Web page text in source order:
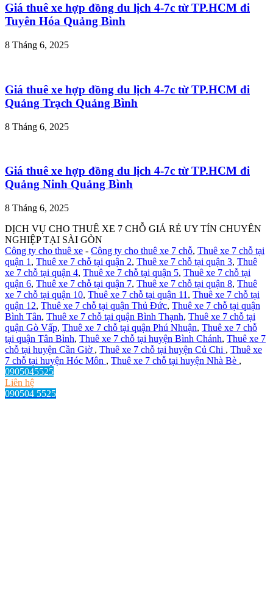
Giá thuê xe hợp đồng du lịch 4-7c từ TP.HCM đi
Tuyên Hóa Quảng Bình
8 Tháng 6, 2025
Giá thuê xe hợp đồng du lịch 4-7c từ TP.HCM đi
Quảng Trạch Quảng Bình
8 Tháng 6, 2025
Giá thuê xe hợp đồng du lịch 4-7c từ TP.HCM đi
Quảng Ninh Quảng Bình
8 Tháng 6, 2025
DỊCH VỤ CHO THUÊ XE 7 CHỖ GIÁ RẺ UY TÍN CHUYÊN
NGHIỆP TẠI SÀI GÒN
Công ty cho thuê xe - Công ty cho thuê xe 7 chỗ, Thuê xe 7 chỗ tại
quận 1 , Thuê xe 7 chỗ tại quận 2, Thuê xe 7 chỗ tại quận 3, Thuê
xe 7 chỗ tại quận 4, Thuê xe 7 chỗ tại quận 5, Thuê xe 7 chỗ tại
quận 6, Thuê xe 7 chỗ tại quận 7, Thuê xe 7 chỗ tại quận 8, Thuê
xe 7 chỗ tại quận 10, Thuê xe 7 chỗ tại quận 11 , Thuê xe 7 chỗ tại
quận 12, Thuê xe 7 chỗ tại quận Thủ Đức, Thuê xe 7 chỗ tại quận
Bình Tân, Thuê xe 7 chỗ tại quận Bình Thạnh, Thuê xe 7 chỗ tại
quận Gò Vấp, Thuê xe 7 chỗ tại quận Phú Nhuận, Thuê xe 7 chỗ
tại quận Tân Bình, Thuê xe 7 chỗ tại huyện Bình Chánh, Thuê xe 7
chỗ tại huyện Cần Giờ , Thuê xe 7 chỗ tại huyện Củ Chi , Thuê xe
7 chỗ tại huyện Hóc Môn , Thuê xe 7 chỗ tại huyện Nhà Bè ,
0905045525
Liên hệ
090504 5525